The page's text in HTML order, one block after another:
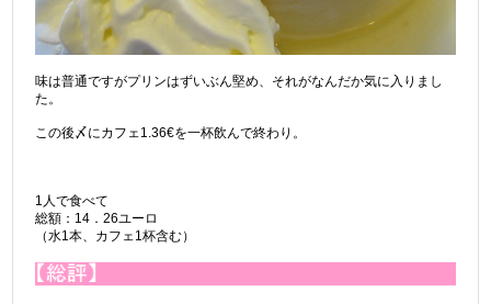
味は普通ですがプリンはずいぶん堅め、それがなんだか気に入りまし
た。
この後〆にカフェ1.36€を一杯飲んで終わり。
1人で食べて
総額：14．26ユーロ
（水1本、カフェ1杯含む）